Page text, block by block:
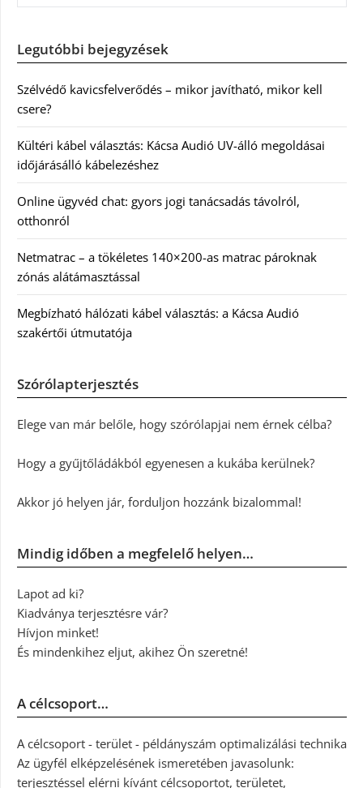
Legutóbbi bejegyzések
Szélvédő kavicsfelverődés – mikor javítható, mikor kell
csere?
Kültéri kábel választás: Kácsa Audió UV-álló megoldásai
időjárásálló kábelezéshez
Online ügyvéd chat: gyors jogi tanácsadás távolról,
otthonról
Netmatrac – a tökéletes 140×200-as matrac pároknak
zónás alátámasztással
Megbízható hálózati kábel választás: a Kácsa Audió
szakértői útmutatója
Szórólapterjesztés
Elege van már belőle, hogy szórólapjai nem érnek célba?
Hogy a gyűjtőládákból egyenesen a kukába kerülnek?
Akkor jó helyen jár, forduljon hozzánk bizalommal!
Mindig időben a megfelelő helyen…
Lapot ad ki?
Kiadványa terjesztésre vár?
Hívjon minket!
És mindenkihez eljut, akihez Ön szeretné!
A célcsoport…
A célcsoport - terület - példányszám optimalizálási technika
Az ügyfél elképzelésének ismeretében javasolunk:
terjesztéssel elérni kívánt célcsoportot, területet,